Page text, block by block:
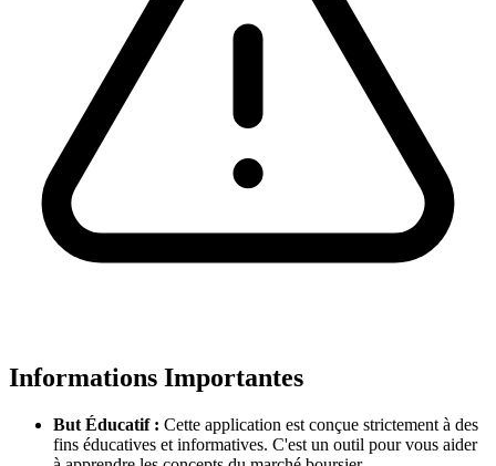
Informations Importantes
But Éducatif : Cette application est conçue strictement à des
fins éducatives et informatives. C'est un outil pour vous aider